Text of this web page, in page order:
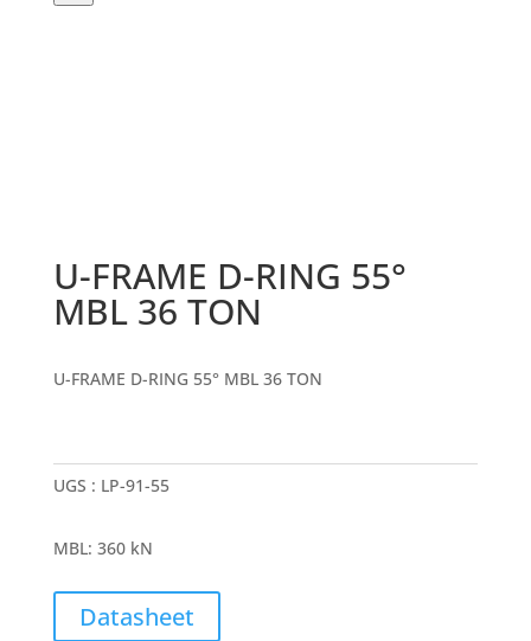
produits
U-FRAME D-RING 55°
MBL 36 TON
U-FRAME D-RING 55° MBL 36 TON
UGS : LP-91-55
MBL: 360 kN
Datasheet